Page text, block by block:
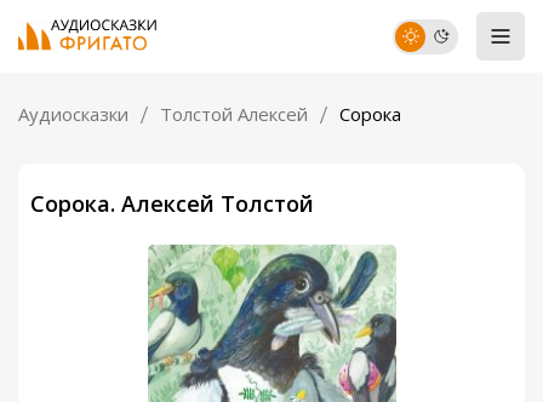
Аудиосказки Толстой Алексей Сорока
Сорока. Алексей Толстой